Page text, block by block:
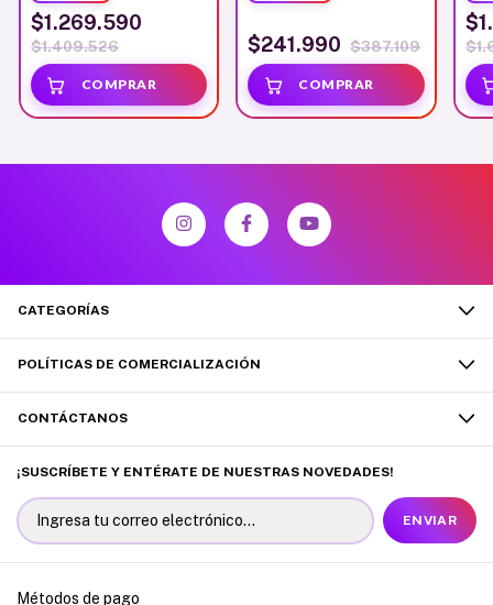
$1.269.590
$1.409.526 $241.990 $387.109
CATEGORÍAS
POLÍTICAS DE COMERCIALIZACIÓN
CONTÁCTANOS
¡SUSCRÍBETE Y ENTÉRATE DE NUESTRAS NOVEDADES!
Métodos de pago